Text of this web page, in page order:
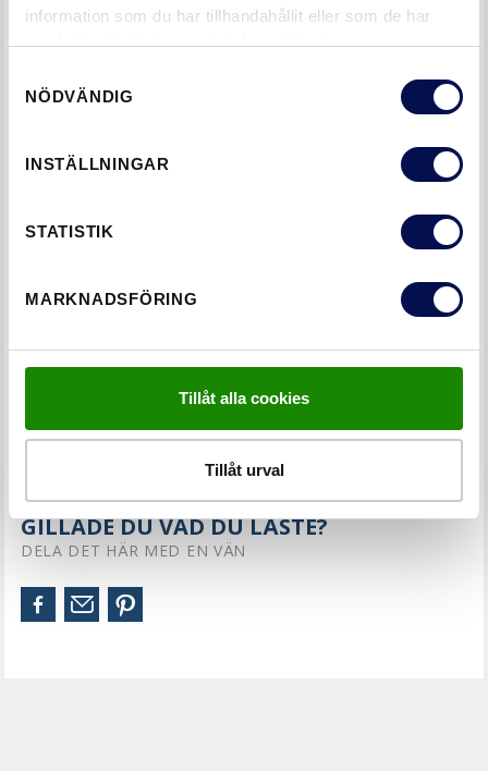
information som du har tillhandahållit eller som de har
samlat in när du har använt deras tjänster.
NÖDVÄNDIG
INSTÄLLNINGAR
STATISTIK
MARKNADSFÖRING
Tillåt alla cookies
Tillåt urval
omfattande tester och vi lämnar därför hela fem års
produktgaranti som även omfattar detta fenomen.
LÄS NÄSTA
GILLADE DU VAD DU LÄSTE?
DELA DET HÄR MED EN VÄN